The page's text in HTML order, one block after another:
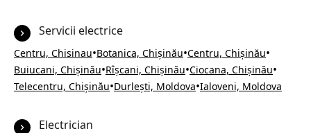
Servicii electrice
Centru, Chisinau•Botanica, Chișinău•Centru, Chișinău•
Buiucani, Chișinău•Rîșcani, Chișinău•Ciocana, Chișinău•
Telecentru, Chișinău•Durlești, Moldova•Ialoveni, Moldova
Electrician